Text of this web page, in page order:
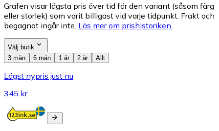
Grafen visar lägsta pris över tid för den variant (såsom färg
eller storlek) som varit billigast vid varje tidpunkt. Frakt och
begagnat ingår inte. Läs mer om prishistoriken.
Välj butik
3 mån
6 mån 1 år 2 år Allt
Lägst nypris just nu
345 kr